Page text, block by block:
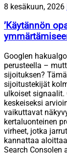
8 kesäkuun, 2026
’Käytännön
Googlen
perusteella –
sijoituksen?
sijoitustekijät
ulkoiset signaalit.
keskeiseksi
vaikuttavat
kertaluonteinen
virheet, jotka
kannattaa
Search Consolen